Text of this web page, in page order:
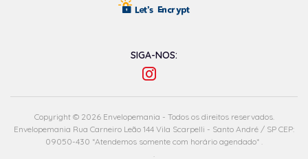
SIGA-NOS:
Copyright © 2026 Envelopemania - Todos os direitos reservados.
Envelopemania Rua Carneiro Leão 144 Vila Scarpelli - Santo André / SP CEP:
09050-430 *Atendemos somente com horário agendado* .
.